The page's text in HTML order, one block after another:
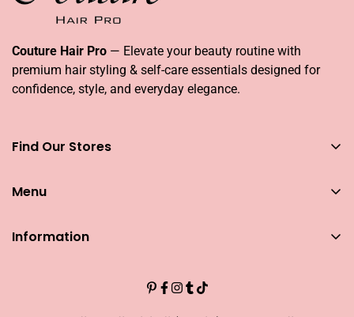
Couture Hair Pro — Elevate your beauty routine with
premium hair styling & self-care essentials designed for
confidence, style, and everyday elegance.
Find Our Stores
Dubai
Couture Hair Pro Dragon Mart 1
Couture Hair Pro Yas Mall
Menu
Information